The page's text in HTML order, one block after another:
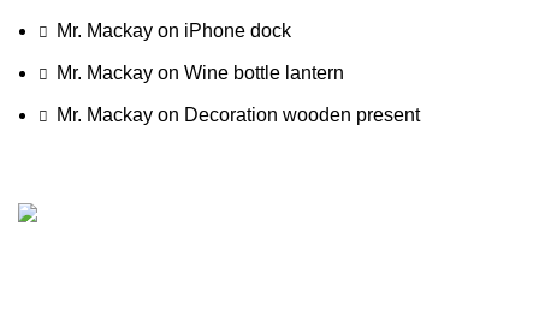
Mr. Mackay on iPhone dock
Mr. Mackay on Wine bottle lantern
Mr. Mackay on Decoration wooden present